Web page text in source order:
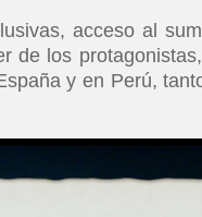
acceso al
de los
y en Perú,